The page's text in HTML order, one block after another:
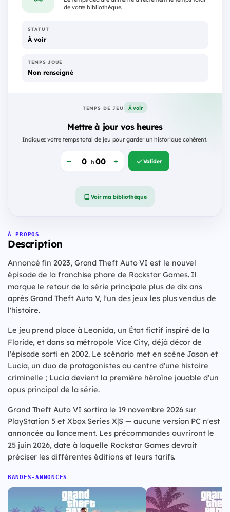
de votre bibliothèque.
STATUT
À voir
TEMPS JOUÉ
Non renseigné
TEMPS DE JEU À voir
Mettre à jour vos heures
Indiquez votre temps total de jeu pour garder un historique cohérent.
h Valider
Voir ma bibliothèque
À PROPOS
Description
Annoncé fin 2023, Grand Theft Auto VI est le nouvel
épisode de la franchise phare de Rockstar Games. Il
marque le retour de la série principale plus de dix ans
après Grand Theft Auto V, l'un des jeux les plus vendus de
l'histoire.
Le jeu prend place à Leonida, un État fictif inspiré de la
Floride, et dans sa métropole Vice City, déjà décor de
l'épisode sorti en 2002. Le scénario met en scène Jason et
Lucia, un duo de protagonistes au centre d'une histoire
criminelle ; Lucia devient la première héroïne jouable d'un
opus principal de la série.
Grand Theft Auto VI sortira le 19 novembre 2026 sur
PlayStation 5 et Xbox Series X|S — aucune version PC n'est
annoncée au lancement. Les précommandes ouvriront le
25 juin 2026, date à laquelle Rockstar Games devrait
préciser les différentes éditions et leurs tarifs.
BANDES-ANNONCES